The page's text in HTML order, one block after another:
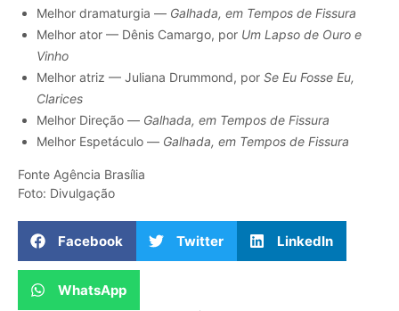
Melhor dramaturgia — Galhada, em Tempos de Fissura
Melhor ator — Dênis Camargo, por Um Lapso de Ouro e
Vinho
Melhor atriz — Juliana Drummond, por Se Eu Fosse Eu,
Clarices
Melhor Direção — Galhada, em Tempos de Fissura
Melhor Espetáculo — Galhada, em Tempos de Fissura
Fonte Agência Brasília
Foto: Divulgação
Facebook Twitter LinkedIn
WhatsApp